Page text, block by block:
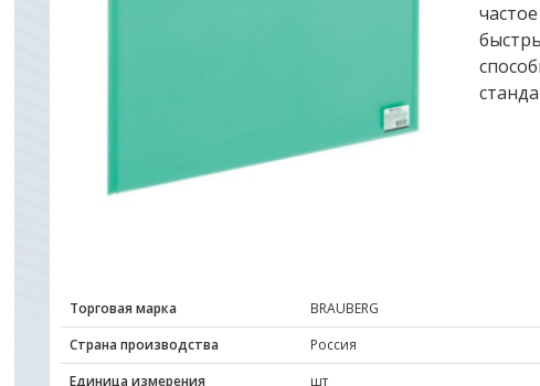
Торговая марка
BRAUBERG
Страна производства
Россия
Единица измерения
шт